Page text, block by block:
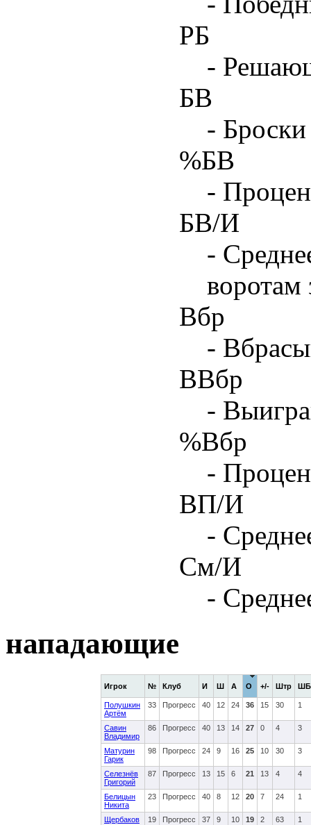
РБ
-
БВ
-
%БВ
-
БВ/И
-
воротам
Вбр
-
ВВбр
-
%Вбр
-
ВП/И
-
См/И
-
нападающие
Игрок № Клуб И Ш А О +/- Штр ШБ
Полушкин
Артём
33 Прогресс 40 12 24 36 15 30 1
Савин
Владимир
86 Прогресс 40 13 14 27 0 4 3
Матурин
Гарик
98 Прогресс 24 9 16 25 10 30 3
Селезнёв
Григорий
87 Прогресс 13 15 6 21 13 4 4
Белицын
Никита
23 Прогресс 40 8 12 20 7 24 1
Щербаков
19 Прогресс 37 9 10 19 2 63 1